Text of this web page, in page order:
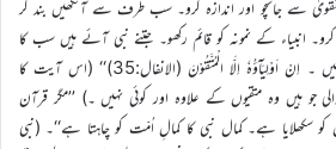
سے جانچو اور اندازہ کرو۔ سب طرف سے آنکھیں بند کر
انبیاء کے نمونہ کو قائم رکھو۔ جتنے نبی آئے ہیں سب کا
مدّعا یہی تھا کہ تقویٰ کی راہ سکھلائیں ۔ اِنْ اَوْلِیَآؤُہٗ اِلَّا الْمُتَّقُوْنَ (الانفال:35)‘‘ (اس آیت کا
ہیں وہ متقیوں کے علاوہ اور کوئی نہیں ۔) ’’مگر قرآن
ہے۔ کمال نبی کا کمالِ اُمّت کو چاہتا ہے‘‘۔ (نبی